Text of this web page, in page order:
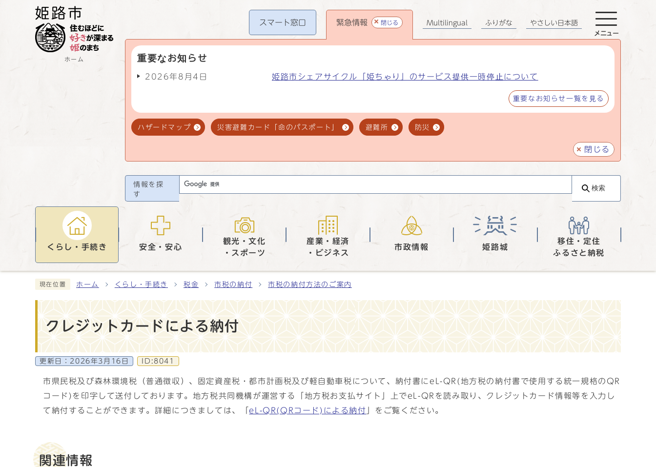
ホーム
スマート窓口 緊急情報 閉じる
重要なお知らせ
2026年8月4日 姫路市シェアサイクル「姫ちゃり」のサービス提供一時停止について
重要なお知らせ一覧を見る
ハザードマップ 災害避難カード「命のパスポート」 避難所 防災
閉じる
Multilingual ふりがな やさしい日本語
メニュー
情報を探
す
検索
くらし・手続き 安全・安心
観光・文化
・スポーツ
産業・経済
・ビジネス
市政情報 姫路城
移住・定住
ふるさと納税
現在位置 ホーム くらし・手続き 税金 市税の納付 市税の納付方法のご案内
クレジットカードによる納付
更新日： 2026年3月16日 ID:8041
市県民税及び森林環境税（普通徴収）、固定資産税・都市計画税及び軽自動車税について、納付書にeL-QR(地方税の納付書で使用する統一規格のQR
コード)を印字して送付しております。地方税共同機構が運営する「地方税お支払サイト」上でeL-QRを読み取り、クレジットカード情報等を入力し
て納付することができます。詳細につきましては、「eL-QR(QRコード)による納付 」をご覧ください。
関連情報